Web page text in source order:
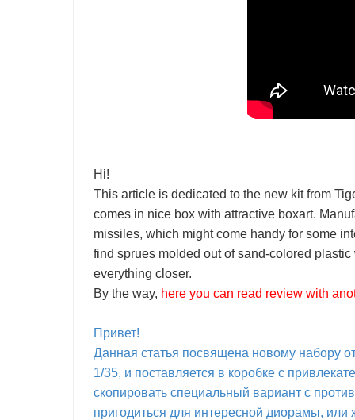
Hi!
This article is dedicated to the new kit from
comes in nice box with attractive boxart.
missiles, which might come handy for some
find sprues molded out of sand-colored
everything closer.
By the way, here you can read review with
Привет!
Данная статья посвящена новому набору
1/35, и поставляется в коробке с
скопировать специальный вариант с
пригодиться для интересной диорамы,